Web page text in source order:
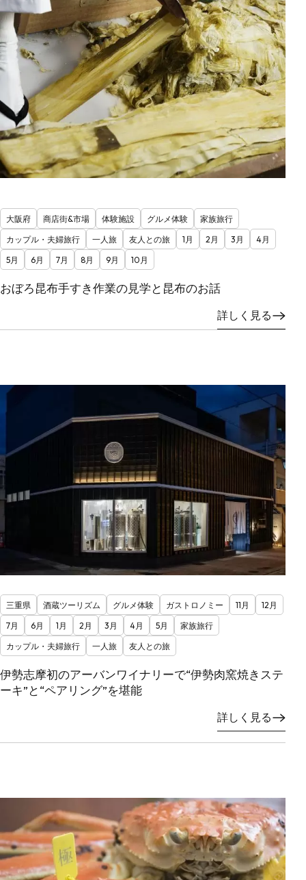
大阪府 商店街&市場 体験施設 グルメ体験
家族旅行
カップル・夫婦旅行
一人旅 友人との旅 1月 2月 3月
4月
5月
6月 7月 8月 9月 10月
おぼろ昆布手すき作業の見学と昆布のお話
詳しく見る
三重県 酒蔵ツーリズム グルメ体験 ガストロノミー 11月
12月
7月
6月 1月 2月 3月 4月 5月
家族旅行
カップル・夫婦旅行
一人旅 友人との旅
伊勢志摩初のアーバンワイナリーで“伊勢肉窯焼きステ
ーキ”と“ペアリング”を堪能
詳しく見る